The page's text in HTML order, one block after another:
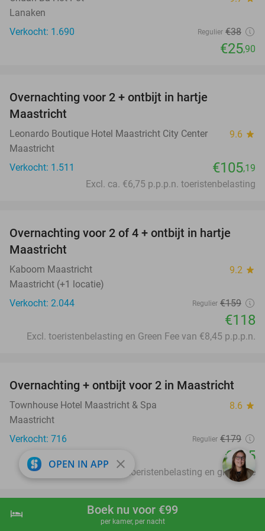
shopping_cart Boek nu
hotel Boek nu voor €99
per kamer, per nacht
Lanaken
Verkocht: 1.690
Regulier €38
€25,90
Overnachting voor 2 + ontbijt in hartje
Maastricht
Leonardo Boutique Hotel Maastricht City Center 9.6 star
Maastricht
Verkocht: 1.511
€105,19
Excl. ca. €6,75 p.p.p.n. toeristenbelasting
26%
Overnachting voor 2 of 4 + ontbijt in hartje
Maastricht
Kaboom Maastricht 9.2 star
Maastricht (+1 locatie)
Verkocht: 2.044
Regulier €159
€118
Excl. toeristenbelasting en Green Fee van €8,45 p.p.p.n.
19%
Overnachting + ontbijt voor 2 in Maastricht
Townhouse Hotel Maastricht & Spa 8.6 star
Maastricht
Verkocht: 716
Regulier €179
€145
Excl. ca. €8,45 p.p.p.n. toeristenbelasting en green fee
3-gangen keuzediner bij Grand Café Nieuw
OPEN IN APP close